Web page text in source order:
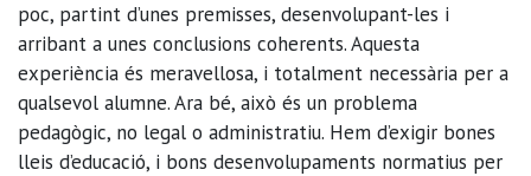
poc, partint d’unes premisses, desenvolupant-les i
arribant a unes conclusions coherents. Aquesta
experiència és meravellosa, i totalment necessària per a
qualsevol alumne. Ara bé, això és un problema
pedagògic, no legal o administratiu. Hem d’exigir bones
lleis d’educació, i bons desenvolupaments normatius per